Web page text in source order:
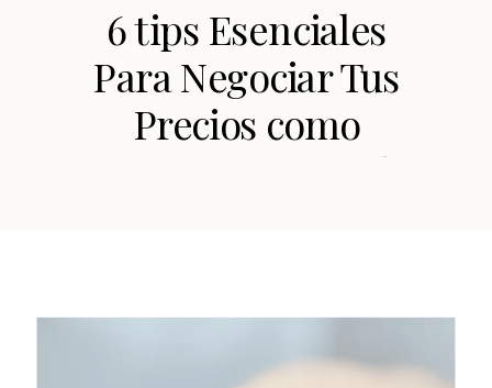
6 tips Esenciales
Para Negociar Tus
Precios como
Asistente Virtual